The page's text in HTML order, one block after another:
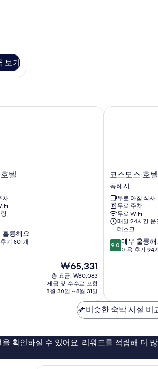
보기
텔
차
훌륭해요
기 801개
현
재
요
금
₩65,331
₩65,331
총 요금: ₩80,083
세금 및 수수료 포함
8월 30일 ~ 8월 31일
코
스
모
스
호
텔
동
시
코스모스 호텔
동해시
무료 아침 식사
무료 주차
무료 WiFi
매일 24시간 운
데스크
10
점
매
우
훌
해
요,
용
9.0 매우 훌륭해
이용 후기 94
코스모스 호텔
비슷한 숙박 시설 비
확인하실 수 있어요. 리워드를 적립해 더